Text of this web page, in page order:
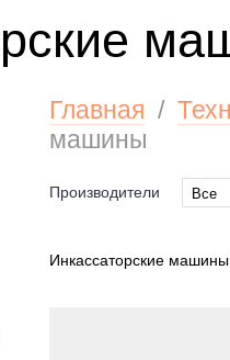
Главная /
машины
Производители
Все
Инкассаторские машины